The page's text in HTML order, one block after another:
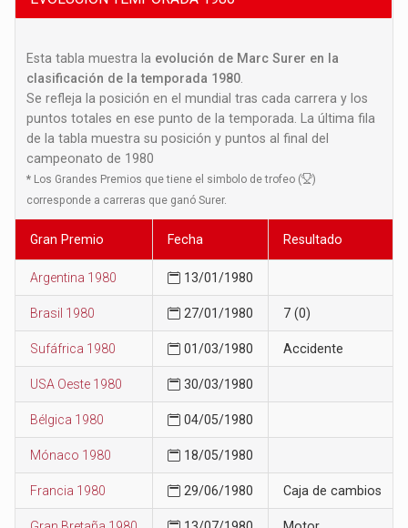
Esta tabla muestra la evolución de Marc Surer en la
clasificación de la temporada 1980
Se refleja la posición en el mundial tras cada carrera y los
puntos totales en ese punto de la temporada. La última fila
de la tabla muestra su posición y puntos al final del
campeonato de 1980
* Los Grandes Premios que tiene el simbolo de trofeo (
)
corresponde a carreras que ganó Surer.
Gran Premio Fecha Resultado
Argentina 1980 13/01/1980
Brasil 1980 27/01/1980 7 (0)
Sufáfrica 1980 01/03/1980 Accidente
USA Oeste 1980 30/03/1980
Bélgica 1980 04/05/1980
Mónaco 1980 18/05/1980
Francia 1980 29/06/1980 Caja de cambios